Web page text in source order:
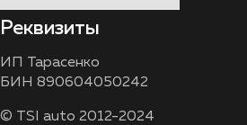
Реквизиты
ИП Тарасенко
БИН 890604050242
© TSI auto 2012-2024